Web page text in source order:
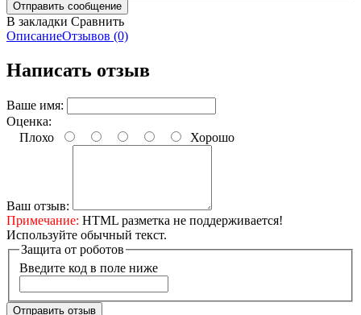
В закладки Сравнить
ОписаниеОтзывов (0)
Написать отзыв
Ваше имя:
Оценка:
Плохо
Хорошо
Ваш отзыв:
Примечание: HTML разметка не поддерживается!
Используйте обычный текст.
Защита от роботов
Введите код в поле ниже
Отправить отзыв